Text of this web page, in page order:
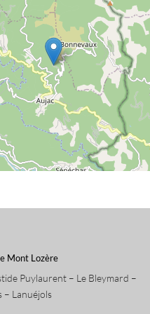
Mont Lozère
Puylaurent – Le Bleymard –
– Lanuéjols